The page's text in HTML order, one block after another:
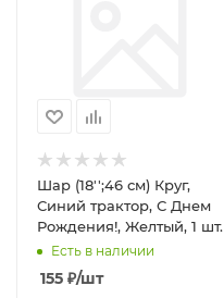
Шар (18'';46 см) Круг,
Синий трактор, С Днем
Рождения!, Желтый, 1 шт.
Есть в наличии
155 ₽/шт